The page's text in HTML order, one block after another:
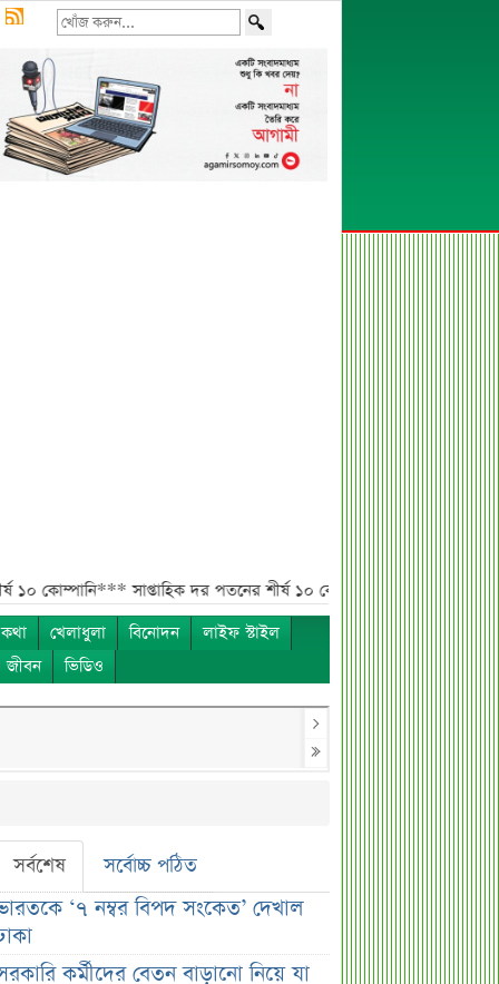
সাপ্তাহিক দর পতনের শীর্ষ ১০ কোম্পানি*** সাপ্তাহিক লেনদেনের শীর্ষ
খেলাধুলা বিনোদন
লাইফ স্টাইল
জীবন ভিডিও
সর্বশেষ সর্বোচ্চ পঠিত
‘৭ নম্বর বিপদ সংকেত’ দেখাল
কর্মীদের বেতন বাড়ানো নিয়ে যা